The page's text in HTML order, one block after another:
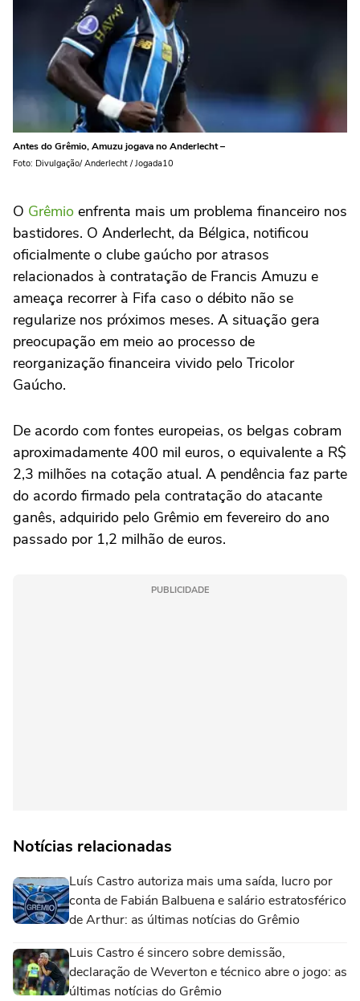
Antes do Grêmio, Amuzu jogava no Anderlecht –
Foto: Divulgação/ Anderlecht / Jogada10
O Grêmio enfrenta mais um problema financeiro nos
bastidores. O Anderlecht, da Bélgica, notificou
oficialmente o clube gaúcho por atrasos
relacionados à contratação de Francis Amuzu e
ameaça recorrer à Fifa caso o débito não se
regularize nos próximos meses. A situação gera
preocupação em meio ao processo de
reorganização financeira vivido pelo Tricolor
Gaúcho.
De acordo com fontes europeias, os belgas cobram
aproximadamente 400 mil euros, o equivalente a R$
2,3 milhões na cotação atual. A pendência faz parte
do acordo firmado pela contratação do atacante
ganês, adquirido pelo Grêmio em fevereiro do ano
passado por 1,2 milhão de euros.
PUBLICIDADE
Notícias relacionadas
Luís Castro autoriza mais uma saída, lucro por
conta de Fabián Balbuena e salário estratosférico
de Arthur: as últimas notícias do Grêmio
Luis Castro é sincero sobre demissão,
declaração de Weverton e técnico abre o jogo: as
últimas notícias do Grêmio